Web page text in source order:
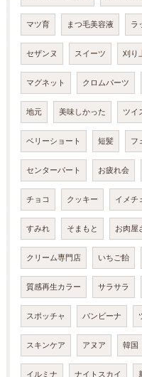
マツ育 まつ毛美容液 ラ
セザンヌ スイーツ 刈り
マグネット クロムパーツ
地元 美味しかった ツイ
ベリーショート 短髪 フ
センターパート お疲れ会
チョコ クッキー イメチ
すみれ そまもと お肉屋
クリーム専門店 いちご飴
質感再生カラー サラサラ
スポッチャ バンビーナ
スキンケア アヌア 韓国
イルミナ ナイトスカイ